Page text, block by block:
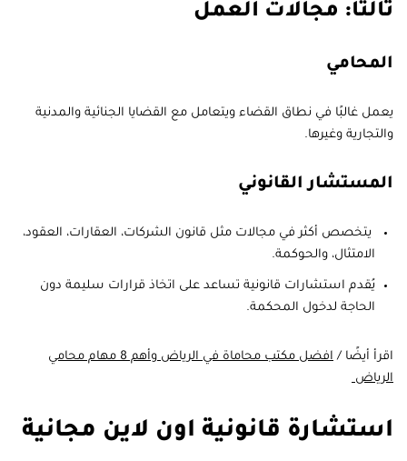
ثالثًا: مجالات العمل
المحامي
يعمل غالبًا في نطاق القضاء ويتعامل مع القضايا الجنائية والمدنية
والتجارية وغيرها.
المستشار القانوني
يتخصص أكثر في مجالات مثل قانون الشركات، العقارات، العقود،
الامتثال، والحوكمة.
يُقدم استشارات قانونية تساعد على اتخاذ قرارات سليمة دون
الحاجة لدخول المحكمة.
اقرأ أيضًا /
افضل مكتب محاماة في الرياض وأهم 8 مهام محامي
الرياض
استشارة قانونية اون لاين مجانية